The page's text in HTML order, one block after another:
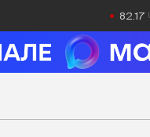
82.17